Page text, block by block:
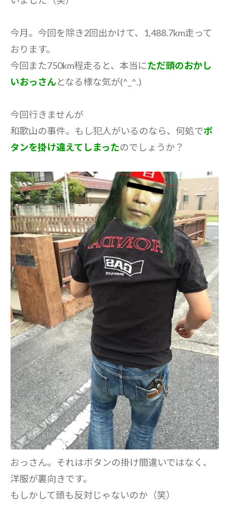
今月。今回を除き2回出かけて、1,488.7km走って
おります。
今回また750km程走ると、本当にただ頭のおかし
いおっさんとなる様な気が(^_^.)
今回行きませんが
和歌山の事件。もし犯人がいるのなら、何処でボ
タンを掛け違えてしまったのでしょうか？
おっさん。それはボタンの掛け間違いではなく、
洋服が裏向きです。
もしかして頭も反対じゃないのか（笑）